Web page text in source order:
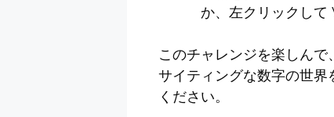
か、左クリックして
このチャレンジを楽しん
サイティングな数字の世
ください。